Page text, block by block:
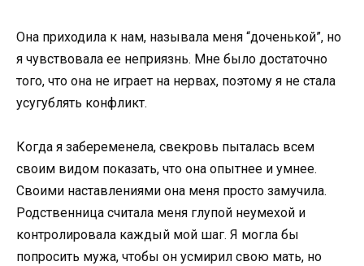
Она приходила к нам, называла меня “доченькой”, но
я чувствовала ее неприязнь. Мне было достаточно
того, что она не играет на нервах, поэтому я не стала
усугублять конфликт.
Когда я забеременела, свекровь пыталась всем
своим видом показать, что она опытнее и умнее.
Своими наставлениями она меня просто замучила.
Родственница считала меня глупой неумехой и
контролировала каждый мой шаг. Я могла бы
попросить мужа, чтобы он усмирил свою мать, но